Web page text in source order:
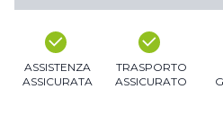
ASSISTENZA
ASSICURATA
TRASPORTO
ASSICURATO